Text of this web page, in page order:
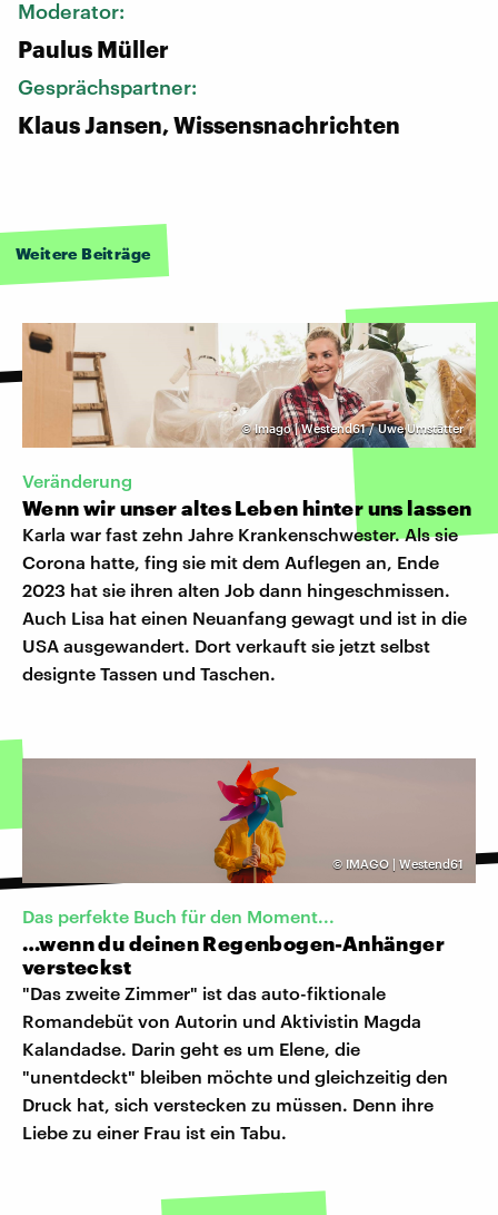
Moderator:
Paulus Müller
Gesprächspartner:
Klaus Jansen, Wissensnachrichten
Weitere Beiträge
©Imago | Westend61 / Uwe Umstätter
Veränderung
Wenn wir unser altes Leben hinter uns lassen
Karla war fast zehn Jahre Krankenschwester. Als sie
Corona hatte, fing sie mit dem Auflegen an, Ende
2023 hat sie ihren alten Job dann hingeschmissen.
Auch Lisa hat einen Neuanfang gewagt und ist in die
USA ausgewandert. Dort verkauft sie jetzt selbst
designte Tassen und Taschen.
© IMAGO | Westend61
Das perfekte Buch für den Moment...
…wenn du deinen Regenbogen-Anhänger
versteckst
"Das zweite Zimmer" ist das auto-fiktionale
Romandebüt von Autorin und Aktivistin Magda
Kalandadse. Darin geht es um Elene, die
"unentdeckt" bleiben möchte und gleichzeitig den
Druck hat, sich verstecken zu müssen. Denn ihre
Liebe zu einer Frau ist ein Tabu.